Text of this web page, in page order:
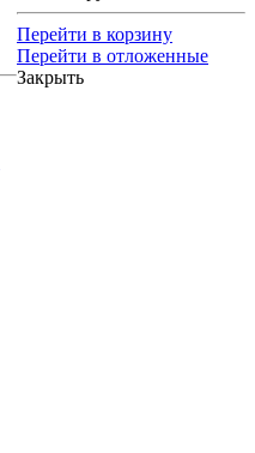
Перейти в корзину
Перейти в отложенные
Закрыть